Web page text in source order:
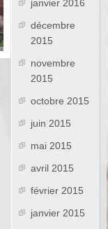
janvier 2016
décembre
2015
novembre
2015
octobre 2015
juin 2015
mai 2015
avril 2015
février 2015
janvier 2015